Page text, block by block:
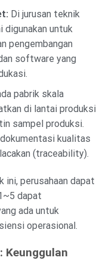
Di jurusan teknik
digunakan untuk
pengembangan
software yang
pabrik skala
di lantai produksi
sampel produksi.
kualitas
(traceability).
ini, perusahaan dapat
dapat
ada untuk
operasional.
Keunggulan